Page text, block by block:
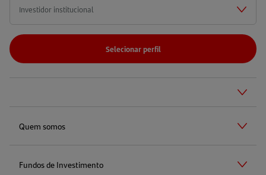
Selecionar perfil
Quem somos
Fundos de Investimento